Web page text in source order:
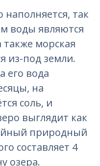
так
воды являются
также морская
из-под земли.
его вода
на
соль, и
выглядит как
природный
составляет 4
озера.